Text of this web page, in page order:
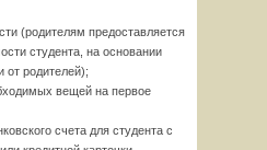
(родителям предоставляется
студента, на основании
от родителей);
вещей на первое
счета для студента с